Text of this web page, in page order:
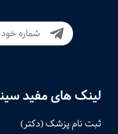
لینک های مفید
ثبت نام پزشک (دکتر)